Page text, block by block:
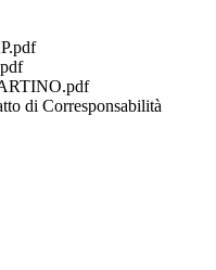
di Corresponsabilità